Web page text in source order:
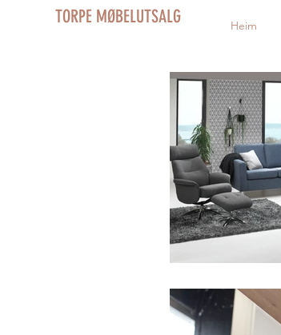
TORPE MØBELUTSALG Heim